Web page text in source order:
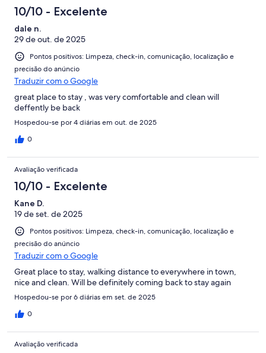
10/10 - Excelente
dale n.
29 de out. de 2025
Pontos positivos: Limpeza, check-in, comunicação, localização e
precisão do anúncio
Traduzir com o Google
great place to stay , was very comfortable and clean will
deffently be back
Hospedou-se por 4 diárias em out. de 2025
0
Avaliação verificada
10/10 - Excelente
Kane D.
19 de set. de 2025
Pontos positivos: Limpeza, check-in, comunicação, localização e
precisão do anúncio
Traduzir com o Google
Great place to stay, walking distance to everywhere in town,
nice and clean. Will be definitely coming back to stay again
Hospedou-se por 6 diárias em set. de 2025
0
Avaliação verificada